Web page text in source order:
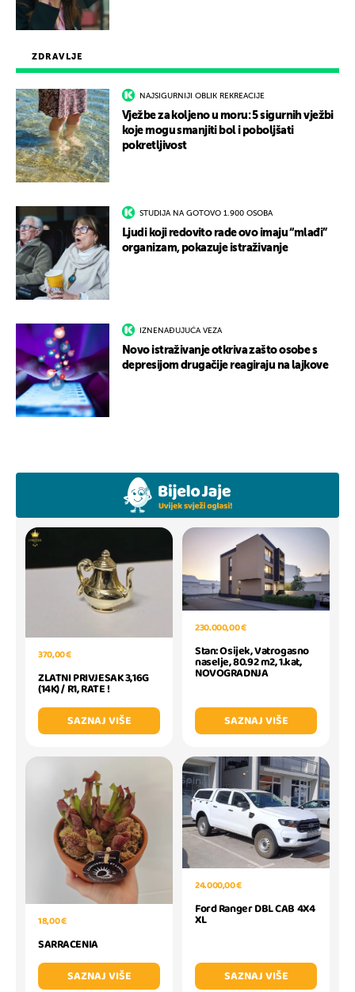
ZDRAVLJE
NAJSIGURNIJI OBLIK REKREACIJE
Vježbe za koljeno u moru: 5 sigurnih vježbi
koje mogu smanjiti bol i poboljšati
pokretljivost
STUDIJA NA GOTOVO 1.900 OSOBA
Ljudi koji redovito rade ovo imaju “mlađi”
organizam, pokazuje istraživanje
IZNENAĐUJUĆA VEZA
Novo istraživanje otkriva zašto osobe s
depresijom drugačije reagiraju na lajkove
370,00 €
ZLATNI PRIVJESAK 3,16G
(14K) / R1, RATE !
SAZNAJ VIŠE
230.000,00 €
Stan: Osijek, Vatrogasno
naselje, 80.92 m2, 1.kat,
NOVOGRADNJA
SAZNAJ VIŠE
18,00 €
SARRACENIA
SAZNAJ VIŠE
24.000,00 €
Ford Ranger DBL CAB 4X4
XL
SAZNAJ VIŠE